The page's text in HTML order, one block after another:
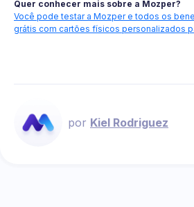
Quer conhecer mais sobre a Mozper?
Você pode testar a Mozper e todos os
grátis com cartões físicos personalizados
por Kiel Rodriguez